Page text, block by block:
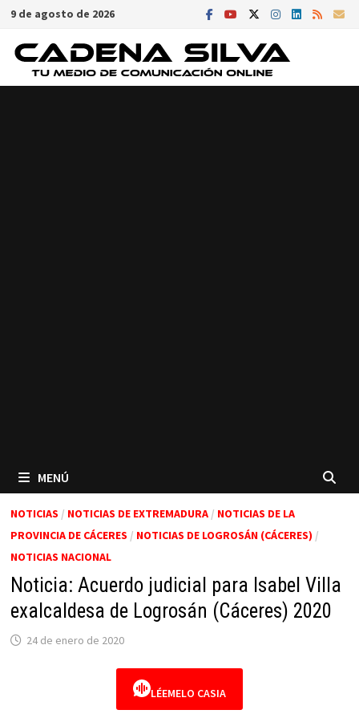
Saltar
contenido
9 de agosto de 2026
MENÚ
NOTICIAS / NOTICIAS DE EXTREMADURA/ NOTICIAS DE LA
PROVINCIA DE CÁCERES / NOTICIAS DE LOGROSÁN (CÁCERES) /
NOTICIAS NACIONAL
Noticia: Acuerdo judicial para Isabel Villa
exalcaldesa de Logrosán (Cáceres) 2020
24 de enero de 2020
LÉEMELO CASIA